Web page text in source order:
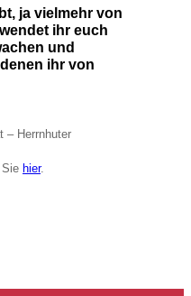
ja vielmehr von
ihr euch
und
ihr von
– Herrnhuter
hier.